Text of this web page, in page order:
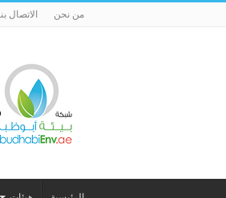
من نحن الاتصال